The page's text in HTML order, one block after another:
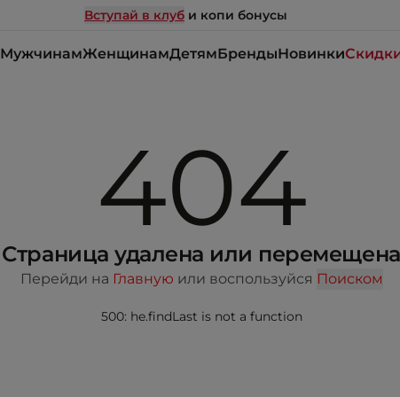
Вступай в клуб и копи бонусы
МужчинамЖенщинамДетямБрендыНовинки
404
Страница удалена или перемещена
Перейди на Главную или воспользуйся Поиском
500: he.findLast is not a function